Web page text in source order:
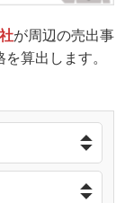
が周辺の売出事
算出します。